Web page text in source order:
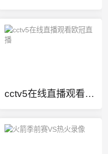
cctv5在线直播观看欧冠直播